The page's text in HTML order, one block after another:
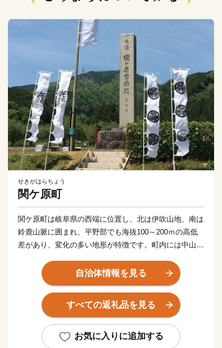
せきがはらちょう
関ケ原町
関ケ原町は岐阜県の西端に位置し、北は伊吹山地、南は
鈴鹿山脈に囲まれ、平野部でも海抜100～200ｍの高低
差があり、変化の多い地形が特徴です。町内には中山
結節点があります。古代史最大の内乱「壬申の乱」、天
下分け目の「関ケ原合戦」の舞台として知られ、当時を
偲ぶ多くの歴史遺産が残っているため、古代史ファン・
戦国ファンが集う聖地として注目されています。また、
公園に指定されるなど、良好な自然環境を形成してお
自治体情報を見る
すべての返礼品を見る
お気に入りに追加する